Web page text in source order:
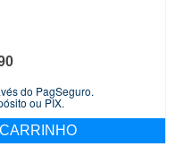
do PagSeguro.
ou PIX.